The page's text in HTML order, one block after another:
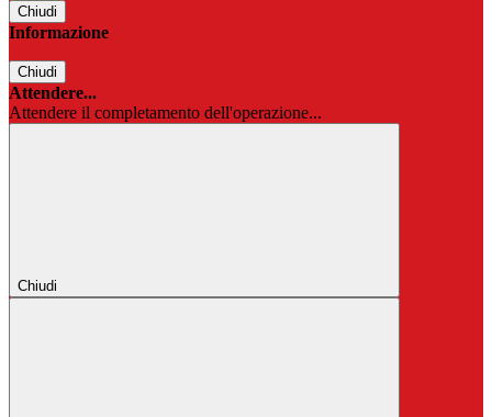
Chiudi
Informazione
Chiudi
Attendere...
Attendere il completamento dell'operazione...
Chiudi